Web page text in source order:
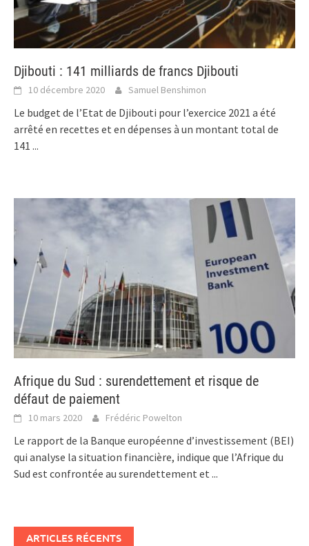
Djibouti : 141 milliards de francs Djibouti
10 décembre 2020 Samuel Benshimon
Le budget de l’Etat de Djibouti pour l’exercice 2021 a été
arrêté en recettes et en dépenses à un montant total de
141 ...
Afrique du Sud : surendettement et risque de
défaut de paiement
10 mars 2020 Frédéric Powelton
Le rapport de la Banque européenne d’investissement (BEI)
qui analyse la situation financière, indique que l’Afrique du
Sud est confrontée au surendettement et ...
ARTICLES RÉCENTS